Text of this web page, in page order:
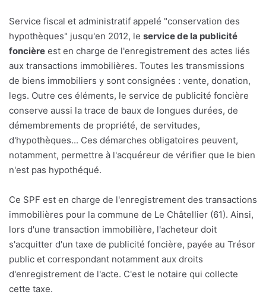
Service fiscal et administratif appelé "conservation des
hypothèques" jusqu'en 2012, le service de la publicité
foncière est en charge de l'enregistrement des actes liés
aux transactions immobilières. Toutes les transmissions
de biens immobiliers y sont consignées : vente, donation,
legs. Outre ces éléments, le service de publicité foncière
conserve aussi la trace de baux de longues durées, de
démembrements de propriété, de servitudes,
d'hypothèques... Ces démarches obligatoires peuvent,
notamment, permettre à l'acquéreur de vérifier que le bien
n'est pas hypothéqué.
Ce SPF est en charge de l'enregistrement des transactions
immobilières pour la commune de Le Châtellier (61). Ainsi,
lors d'une transaction immobilière, l'acheteur doit
s'acquitter d'un taxe de publicité foncière, payée au Trésor
public et correspondant notamment aux droits
d'enregistrement de l'acte. C'est le notaire qui collecte
cette taxe.